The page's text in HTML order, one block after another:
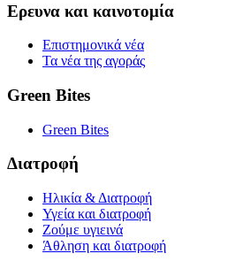
Ερευνα και καινοτομία
Επιστημονικά νέα
Τα νέα της αγοράς
Green Bites
Green Bites
Διατροφή
Ηλικία & Διατροφή
Υγεία και διατροφή
Ζούμε υγιεινά
Άθληση και διατροφή